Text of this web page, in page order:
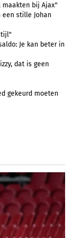
bij Ajax"
stille Johan
Je kan beter in
dat is geen
gekeurd moeten